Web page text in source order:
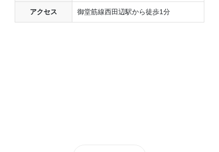
アクセス 御堂筋線西田辺駅から徒歩1分